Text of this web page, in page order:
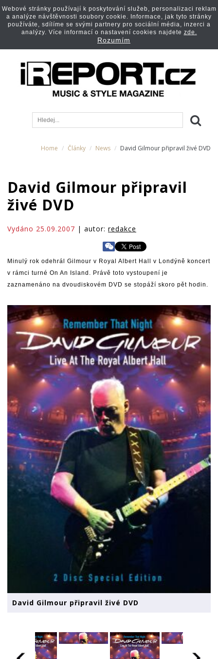
Home Články News David Gilmour připravil živé DVD
David Gilmour připravil
živé DVD
Vydáno 25.09.2007 | autor: redakce
Minulý rok odehrál Gilmour v Royal Albert Hall v Londýně koncert
v rámci turné On An Island. Právě toto vystoupení je
zaznamenáno na dvoudiskovém DVD se stopáží skoro pět hodin.
David Gilmour připravil živé DVD
Webové stránky používají k poskytování služeb, personalizaci reklam
a analýze návštěvnosti soubory cookie. Informace, jak tyto stránky
používáte, sdílíme se svými partnery pro sociální média, inzerci a
analýzy. Více informací o nastavení cookies najdete zde.
Rozumím